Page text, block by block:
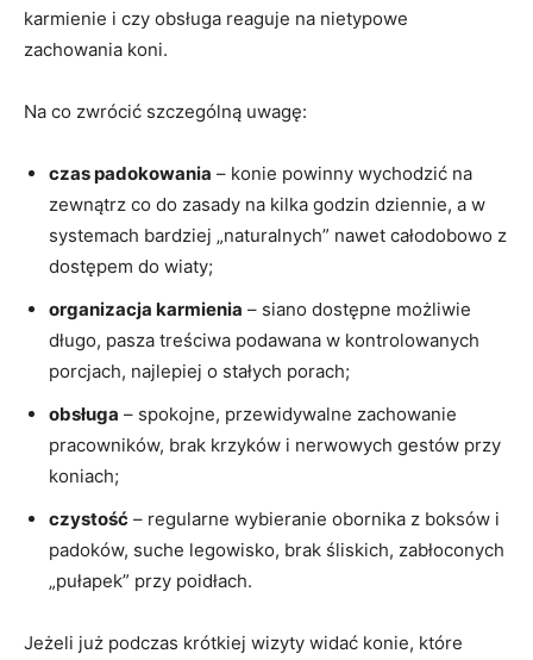
karmienie i czy obsługa reaguje na nietypowe
zachowania koni.
Na co zwrócić szczególną uwagę:
czas padokowania – konie powinny wychodzić na
zewnątrz co do zasady na kilka godzin dziennie, a w
systemach bardziej „naturalnych” nawet całodobowo z
dostępem do wiaty;
organizacja karmienia – siano dostępne możliwie
długo, pasza treściwa podawana w kontrolowanych
porcjach, najlepiej o stałych porach;
obsługa – spokojne, przewidywalne zachowanie
pracowników, brak krzyków i nerwowych gestów przy
koniach;
czystość – regularne wybieranie obornika z boksów i
padoków, suche legowisko, brak śliskich, zabłoconych
„pułapek” przy poidłach.
Jeżeli już podczas krótkiej wizyty widać konie, które